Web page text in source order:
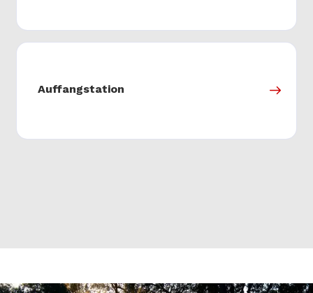
Auffangstation